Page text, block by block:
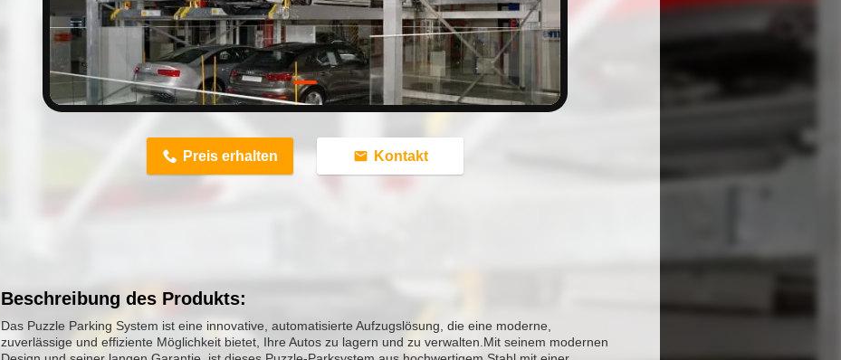
Preis erhalten Kontakt
Beschreibung des Produkts:
Das Puzzle Parking System ist eine innovative, automatisierte Aufzugslösung, die eine moderne,
zuverlässige und effiziente Möglichkeit bietet, Ihre Autos zu lagern und zu verwalten.Mit seinem modernen